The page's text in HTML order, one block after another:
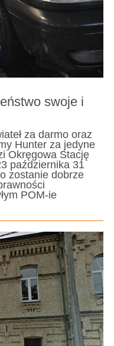
swoje i
za darmo oraz
Hunter za jedyne
Okręgowa Stację
października 31
zostanie dobrze
POM-ie